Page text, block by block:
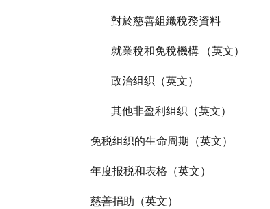
對於慈善組織稅務資料
就業稅和免稅機構 （英文）
政治组织（英文）
其他非盈利组织（英文）
免税组织的生命周期（英文）
年度报税和表格（英文）
慈善捐助（英文）